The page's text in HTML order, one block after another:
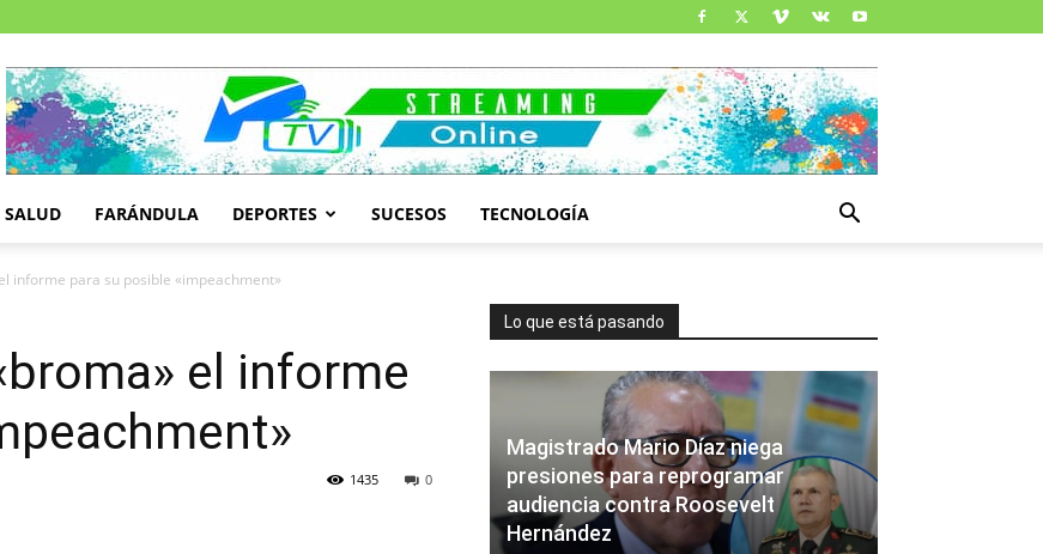
SALUD FARÁNDULA DEPORTES SUCESOS TECNOLOGÍA
informe para su posible «impeachment»
el informe
0
1435
Lo que está pasando
Magistrado Mario Díaz niega
presiones para reprogramar
audiencia contra Roosevelt
Hernández